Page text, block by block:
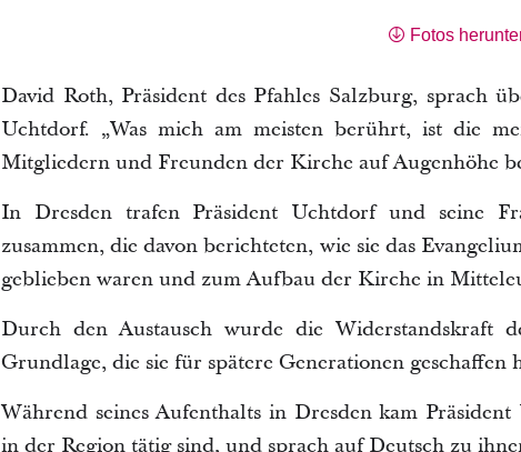
Fotos
David Roth, Präsident des Pfahles Salzburg, sprach
Uchtdorf. „Was mich am meisten berührt, ist die
Mitgliedern und Freunden der Kirche auf Augenhöhe
In Dresden trafen Präsident Uchtdorf und seine
zusammen, die davon berichteten, wie sie das
geblieben waren und zum Aufbau der Kirche in
Durch den Austausch wurde die
Grundlage, die sie für spätere Generationen geschaffen
Während seines Aufenthalts in Dresden kam
in der Region tätig sind, und sprach auf Deutsch zu